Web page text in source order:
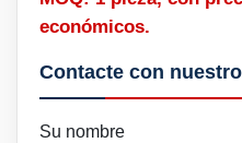
económicos.
Contacte con
Su nombre